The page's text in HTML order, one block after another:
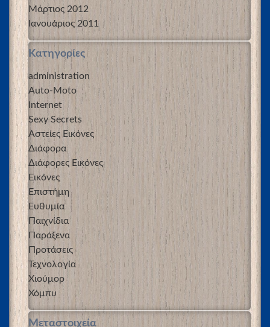
Μάρτιος 2012
Ιανουάριος 2011
Kατηγορίες
administration
Auto-Moto
Internet
Sexy Secrets
Αστείες Εικόνες
Διάφορα
Διάφορες Εικόνες
Εικόνες
Επιστήμη
Ευθυμία
Παιχνίδια
Παράξενα
Προτάσεις
Τεχνολογία
Χιούμορ
Χόμπυ
Μεταστοιχεία